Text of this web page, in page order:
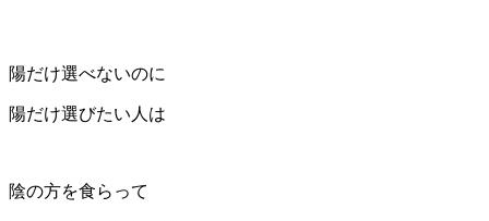
陽だけ選べないのに
陽だけ選びたい人は
陰の方を食らって